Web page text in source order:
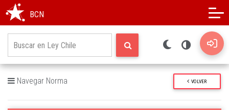
BCN
Navegar Norma VOLVER